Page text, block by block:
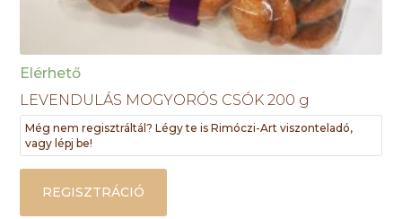
Elérhető
LEVENDULÁS MOGYORÓS CSÓK 200 g
Még nem regisztráltál? Légy te is Rimóczi-Art viszonteladó,
vagy lépj be!
REGISZTRÁCIÓ